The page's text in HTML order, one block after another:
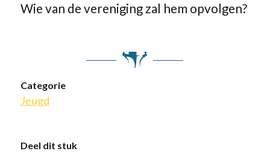
Wie van de vereniging zal hem opvolgen?
Categorie
Jeugd
Deel dit stuk